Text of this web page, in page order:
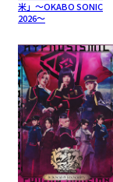
米」～OKABO SONIC
2026～